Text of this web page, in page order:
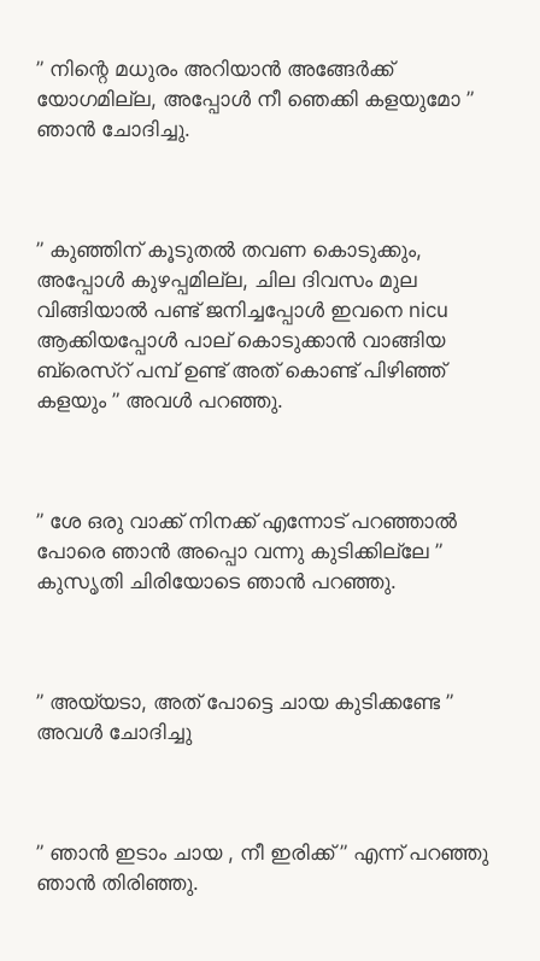
” നിന്റെ മധുരം അറിയാൻ അങ്ങേർക്ക്
യോഗമില്ല, അപ്പോൾ നീ ഞെക്കി കളയുമോ ”
ഞാൻ ചോദിച്ചു.
” കുഞ്ഞിന് കൂടുതൽ തവണ കൊടുക്കും,
അപ്പോൾ കുഴപ്പമില്ല, ചില ദിവസം മുല
വിങ്ങിയാൽ പണ്ട് ജനിച്ചപ്പോൾ ഇവനെ nicu
ആക്കിയപ്പോൾ പാല് കൊടുക്കാൻ വാങ്ങിയ
ബ്രെസ്റ് പമ്പ് ഉണ്ട് അത് കൊണ്ട് പിഴിഞ്ഞ്
കളയും ” അവൾ പറഞ്ഞു.
” ശേ ഒരു വാക്ക് നിനക്ക് എന്നോട് പറഞ്ഞാൽ
പോരെ ഞാൻ അപ്പൊ വന്നു കുടിക്കില്ലേ ”
കുസൃതി ചിരിയോടെ ഞാൻ പറഞ്ഞു.
” അയ്യടാ, അത് പോട്ടെ ചായ കുടിക്കണ്ടേ ”
അവൾ ചോദിച്ചു
” ഞാൻ ഇടാം ചായ , നീ ഇരിക്ക് ” എന്ന് പറഞ്ഞു
ഞാൻ തിരിഞ്ഞു.